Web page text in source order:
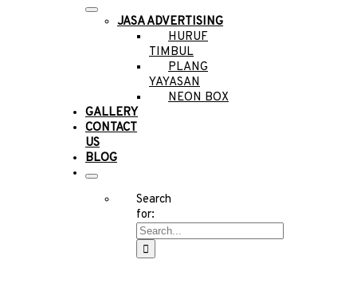
JASA ADVERTISING
HURUF
TIMBUL
PLANG
YAYASAN
NEON BOX
GALLERY
CONTACT
US
BLOG
Search
for: